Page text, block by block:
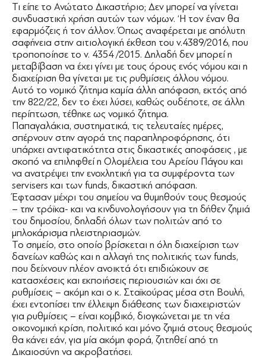
Τι είπε το Ανώτατο Δικαστήριο; Δεν μπορεί να γίνεται
συνδυαστική χρήση αυτών των νόμων. ‘Η τον έναν θα
εφαρμόζεις ή τον άλλον. Όπως αναφέρεται με απόλυτη
σαφήνεια στην αιτιολογική έκθεση του ν.4389/2016, που
τροποποίησε το ν. 4354 /2015. Δηλαδή δεν μπορεί η
μεταβίβαση να έχει γίνει με τους όρους ενός νόμου και η
διαχείριση θα γίνεται με τις ρυθμίσεις άλλου νόμου.
Αυτό το νομικό ζήτημα καμία άλλη απόφαση, εκτός από
την 822/22, δεν το έχει λύσει, καθώς ουδέποτε, σε άλλη
περίπτωση, τέθηκε ως νομικό ζήτημα.
Παπαγαλάκια, συστηματικά, τις τελευταίες ημέρες,
σπέρνουν στην αγορά της παραπληροφόρησης, ότι
υπάρχει αντιφατικότητα στις δικαστικές αποφάσεις , με
σκοπό να επιληφθεί η Ολομέλεια του Αρείου Πάγου και
να ανατρέψει την ενοχλητική για τα συμφέροντα των
servisers και των funds, δικαστική απόφαση.
Έφτασαν μέχρι του σημείου να θυμηθούν τους θεσμούς
– την τρόϊκα- και να κινδυνολογήσουν για τη δήθεν ζημιά
του δημοσίου, δηλαδή όλων των πολιτών από το
μπλοκάρισμα πλειστηριασμών.
Το σημείο, στο οποίο βρίσκεται η όλη διαχείριση των
δανείων καθώς και η αλλαγή της πολιτικής των funds,
που δείχνουν πλέον ανοικτά ότι επιδιώκουν σε
κατασχέσεις και εκποιήσεις περιουσιών και όχι σε
ρυθμίσεις – ακόμη και ο κ. Σταϊκούρας μέσα στη Βουλή,
έχει εντοπίσει την έλλειψη διάθεσης των διαχειριστών
για ρυθμίσεις – είναι κομβικό, διογκώνεται με τη νέα
οικονομική κρίση, πολιτικό και μόνο ζημιά στους θεσμούς
θα κάνει εάν, για μία ακόμη φορά, ζητηθεί από τη
Δικαιοσύνη να ακροβατήσει.